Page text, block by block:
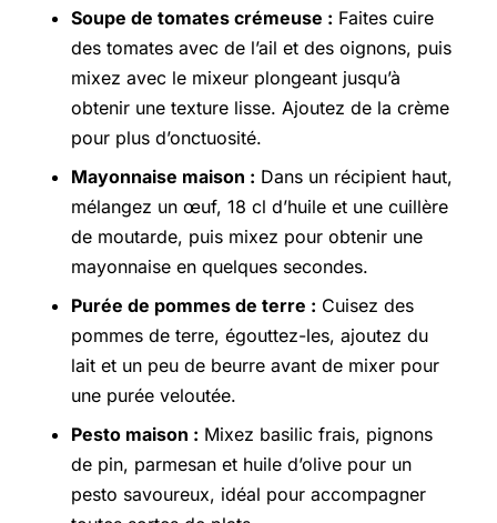
Soupe de tomates crémeuse : Faites cuire
des tomates avec de l’ail et des oignons, puis
mixez avec le mixeur plongeant jusqu’à
obtenir une texture lisse. Ajoutez de la crème
pour plus d’onctuosité.
Mayonnaise maison : Dans un récipient haut,
mélangez un œuf, 18 cl d’huile et une cuillère
de moutarde, puis mixez pour obtenir une
mayonnaise en quelques secondes.
Purée de pommes de terre : Cuisez des
pommes de terre, égouttez-les, ajoutez du
lait et un peu de beurre avant de mixer pour
une purée veloutée.
Pesto maison : Mixez basilic frais, pignons
de pin, parmesan et huile d’olive pour un
pesto savoureux, idéal pour accompagner